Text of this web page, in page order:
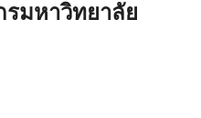
มหาวิทยาลัย